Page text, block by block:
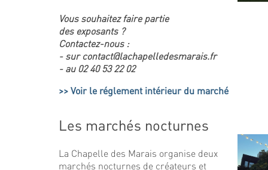
Vous souhaitez faire partie
des exposants ?
Contactez-nous :
- sur contact@lachapelledesmarais.fr
- au 02 40 53 22 02
Voir le réglement intérieur du marché
Les marchés nocturnes
La Chapelle des Marais organise deux
marchés nocturnes de créateurs et